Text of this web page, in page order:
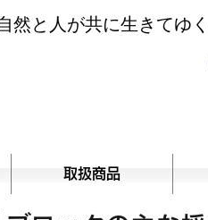
人が共に生きてゆく
取扱商品